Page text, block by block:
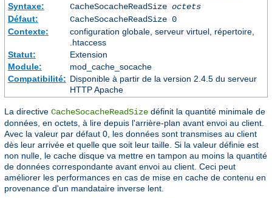
Syntaxe:
CacheSocacheReadSize octets
Défaut:
CacheSocacheReadSize 0
Contexte:
configuration globale, serveur virtuel, répertoire,
.htaccess
Statut:
Extension
Module:
mod_cache_socache
Compatibilité: Disponible à partir de la version 2.4.5 du serveur
HTTP Apache
La directive CacheSocacheReadSize définit la quantité minimale de
données, en octets, à lire depuis l'arrière-plan avant envoi au client.
Avec la valeur par défaut 0, les données sont transmises au client
dès leur arrivée et quelle que soit leur taille. Si la valeur définie est
non nulle, le cache disque va mettre en tampon au moins la quantité
de données correspondante avant envoi au client. Ceci peut
améliorer les performances en cas de mise en cache de contenu en
provenance d'un mandataire inverse lent.